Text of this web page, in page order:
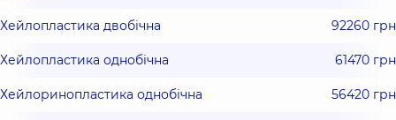
Хейлопластика двобічна 92260 грн
Хейлопластика однобічна 61470 грн
Хейлоринопластика однобічна 56420 грн